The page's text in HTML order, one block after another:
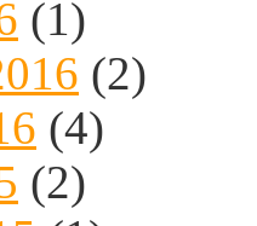
(1)
(2)
(4)
(2)